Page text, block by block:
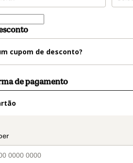
cupom de desconto?
de pagamento